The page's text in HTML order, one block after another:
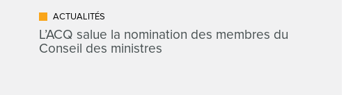
ACTUALITÉS
L’ACQ salue la nomination des membres du
Conseil des ministres